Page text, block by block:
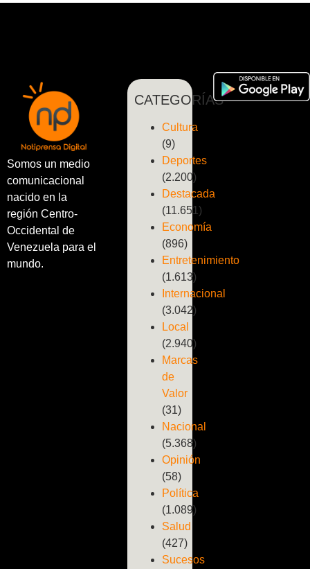
Somos un medio
comunicacional
nacido en la
región Centro-
Occidental de
Venezuela para el
mundo.
CATEGORÍAS
Cultura
(9)
Deportes
(2.200)
Destacada
(11.651)
Economía
(896)
Entretenimiento
(1.613)
Internacional
(3.042)
Local
(2.940)
Marcas
de
Valor
(31)
Nacional
(5.368)
Opinión
(58)
Política
(1.089)
Salud
(427)
Sucesos